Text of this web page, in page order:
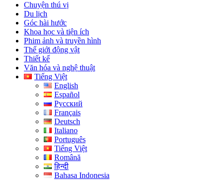
Chuyện thú vị
Du lịch
Góc hài hước
Khoa học và tiện ích
Phim ảnh và truyền hình
Thế giới động vật
Thiết kế
Văn hóa và nghệ thuật
Tiếng Việt
English
Español
Русский
Français
Deutsch
Italiano
Português
Tiếng Việt
Română
हिन्दी
Bahasa Indonesia